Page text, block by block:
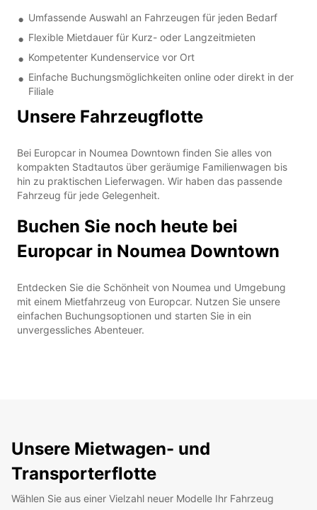
Umfassende Auswahl an Fahrzeugen für jeden Bedarf
Flexible Mietdauer für Kurz- oder Langzeitmieten
Kompetenter Kundenservice vor Ort
Einfache Buchungsmöglichkeiten online oder direkt in der
Filiale
Unsere Fahrzeugflotte
Bei Europcar in Noumea Downtown finden Sie alles von
kompakten Stadtautos über geräumige Familienwagen bis
hin zu praktischen Lieferwagen. Wir haben das passende
Fahrzeug für jede Gelegenheit.
Buchen Sie noch heute bei
Europcar in Noumea Downtown
Entdecken Sie die Schönheit von Noumea und Umgebung
mit einem Mietfahrzeug von Europcar. Nutzen Sie unsere
einfachen Buchungsoptionen und starten Sie in ein
unvergessliches Abenteuer.
Unsere Mietwagen- und
Transporterflotte
Wählen Sie aus einer Vielzahl neuer Modelle Ihr Fahrzeug